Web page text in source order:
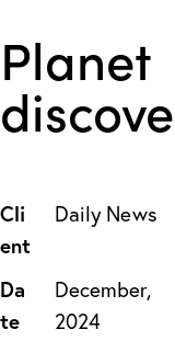
Planet
Cli
ent
Daily News
Da
te
December,
2024